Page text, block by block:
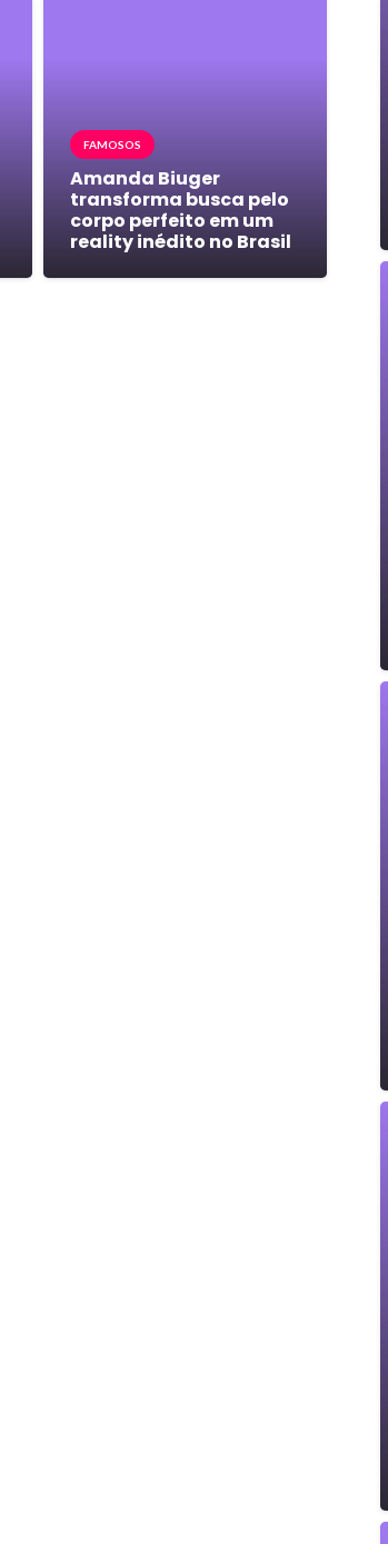
FAMOSOS
Amanda Biuger
transforma busca pelo
corpo perfeito em um
reality inédito no Brasil